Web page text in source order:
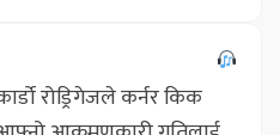
रोड्रिगेजले कर्नर किक